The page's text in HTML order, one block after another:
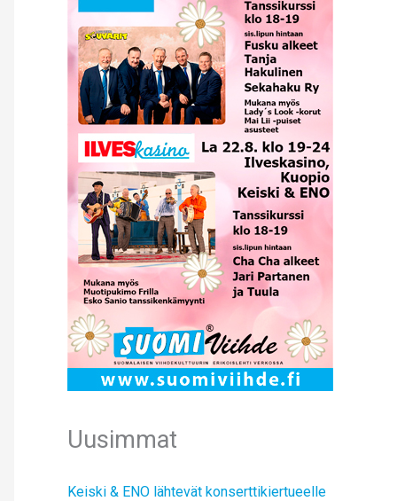
Uusimmat
Keiski & ENO lähtevät konserttikiertueelle